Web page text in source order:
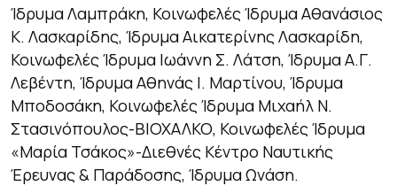
Ίδρυμα Λαμπράκη, Κοινωφελές Ίδρυμα Αθανάσιος
Κ. Λασκαρίδης, Ίδρυμα Αικατερίνης Λασκαρίδη,
Κοινωφελές Ίδρυμα Ιωάννη Σ. Λάτση, Ίδρυμα Α.Γ.
Λεβέντη, Ίδρυμα Αθηνάς Ι. Μαρτίνου, Ίδρυμα
Μποδοσάκη, Κοινωφελές Ίδρυμα Μιχαήλ Ν.
Στασινόπουλος-ΒΙΟΧΑΛΚΟ, Κοινωφελές Ίδρυμα
«Μαρία Τσάκος»-Διεθνές Κέντρο Ναυτικής
Έρευνας & Παράδοσης, Ίδρυμα Ωνάση.